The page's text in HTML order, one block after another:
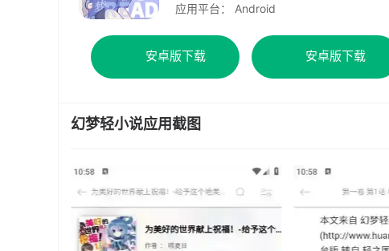
应用平台： Android
安卓版下载 安卓版下载
幻梦轻小说应用截图